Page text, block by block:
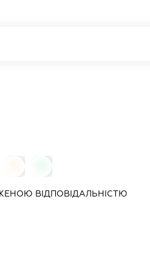
ВІДПОВІДАЛЬНІСТЮ